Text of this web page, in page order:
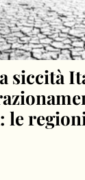
siccità
le